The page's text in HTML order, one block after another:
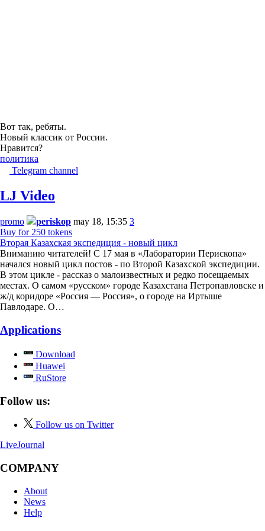
Вот так, ребяты.
Новый классик от России.
Нравится?
политика
Telegram channel
LJ Video
promo periskop may 18, 15:35 3
Buy for 250 tokens
Вторая Казахская экспедиция - новый цикл
Вниманию читателей! С 17 мая в «Лаборатории Перископа»
начался новый цикл постов - по Второй Казахской экспедиции.
В этом цикле - рассказ о малоизвестных и редко посещаемых
местах. О самом «русском» городе Казахстана Петропавловске и
ж/д коридоре «Россия — Россия», о городе на Иртыше
Павлодаре. О…
Applications
Download
Huawei
RuStore
Follow us:
Follow us on Twitter
LiveJournal
COMPANY
About
News
Help